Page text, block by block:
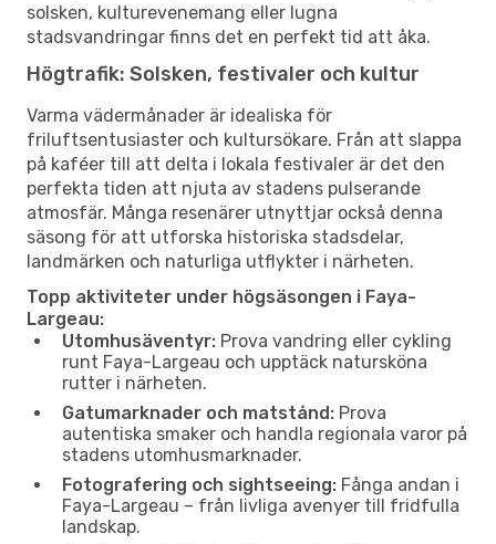
solsken, kulturevenemang eller lugna
stadsvandringar finns det en perfekt tid att åka.
Högtrafik: Solsken, festivaler och kultur
Varma vädermånader är idealiska för
friluftsentusiaster och kultursökare. Från att slappa
på kaféer till att delta i lokala festivaler är det den
perfekta tiden att njuta av stadens pulserande
atmosfär. Många resenärer utnyttjar också denna
säsong för att utforska historiska stadsdelar,
landmärken och naturliga utflykter i närheten.
Topp aktiviteter under högsäsongen i Faya-
Largeau:
Utomhusäventyr: Prova vandring eller cykling
runt Faya-Largeau och upptäck natursköna
rutter i närheten.
Gatumarknader och matstånd: Prova
autentiska smaker och handla regionala varor på
stadens utomhusmarknader.
Fotografering och sightseeing: Fånga andan i
Faya-Largeau – från livliga avenyer till fridfulla
landskap.